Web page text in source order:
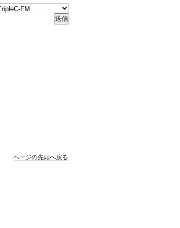
ページの先頭へ戻る